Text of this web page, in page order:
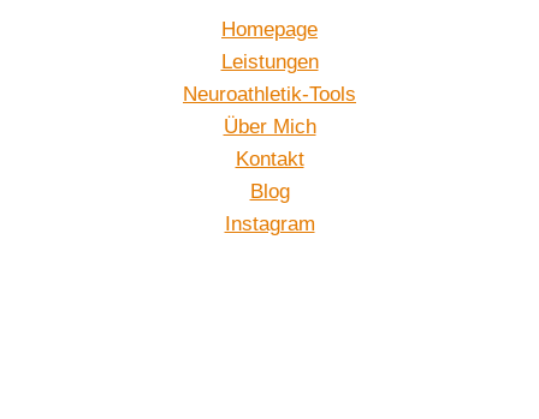
Homepage
Leistungen
Neuroathletik-Tools
Über Mich
Kontakt
Blog
Instagram